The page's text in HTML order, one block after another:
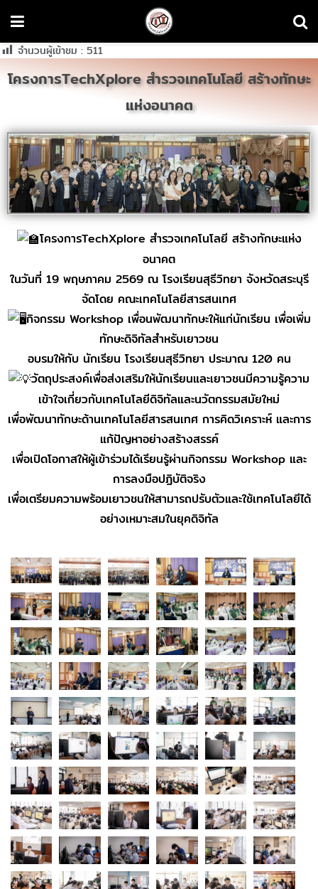
จำนวนผู้เข้าชม : 511
โครงการTechXplore สำรวจเทคโนโลยี สร้างทักษะ
แห่งอนาคต
โครงการTechXplore สำรวจเทคโนโลยี สร้างทักษะแห่ง
อนาคต
ในวันที่ 19 พฤษภาคม 2569 ณ โรงเรียนสุธีวิทยา จังหวัดสระบุรี
จัดโดย คณะเทคโนโลยีสารสนเทศ
กิจกรรม Workshop เพื่อนพัฒนาทักษะให้แก่นักเรียน เพื่อเพิ่ม
ทักษะดิจิทัลสำหรับเยาวชน
อบรมให้กับ นักเรียน โรงเรียนสุธีวิทยา ประมาณ 120 คน
วัตถุประสงค์เพื่อส่งเสริมให้นักเรียนและเยาวชนมีความรู้ความ
เข้าใจเกี่ยวกับเทคโนโลยีดิจิทัลและนวัตกรรมสมัยใหม่
เพื่อพัฒนาทักษะด้านเทคโนโลยีสารสนเทศ การคิดวิเคราะห์ และการ
แก้ปัญหาอย่างสร้างสรรค์
เพื่อเปิดโอกาสให้ผู้เข้าร่วมได้เรียนรู้ผ่านกิจกรรม Workshop และ
การลงมือปฏิบัติจริง
เพื่อเตรียมความพร้อมเยาวชนให้สามารถปรับตัวและใช้เทคโนโลยีได้
อย่างเหมาะสมในยุคดิจิทัล